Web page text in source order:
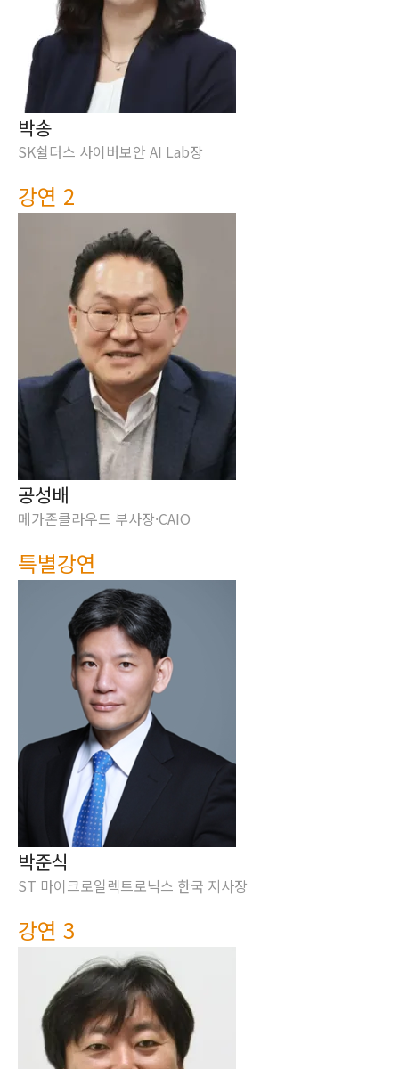
박송
SK쉴더스 사이버보안 AI Lab장
강연 2
공성배
메가존클라우드 부사장·CAIO
특별강연
박준식
ST 마이크로일렉트로닉스 한국 지사장
강연 3